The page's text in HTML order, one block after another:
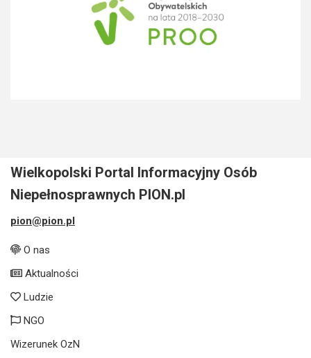
Wielkopolski Portal Informacyjny Osób
Niepełnosprawnych PION.pl
pion@pion.pl
O nas
Aktualności
Ludzie
NGO
Wizerunek OzN